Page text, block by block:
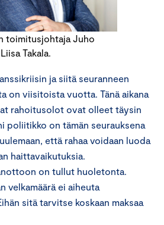
toimitusjohtaja Juho
Takala.
ja siitä seuranneen
on viisitoista vuotta. Tänä aikana
rahoitusolot ovat olleet täysin
poliitikko on tämän seurauksena
että rahaa voidaan luoda
haittavaikutuksia.
on tullut huoletonta.
velkamäärä ei aiheuta
sitä tarvitse koskaan maksaa